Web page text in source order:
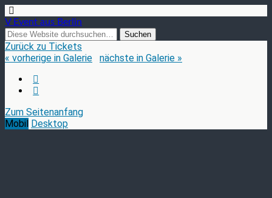
V Event aus Berlin
Zurück zu Tickets
« vorherige in Galerie
nächste in Galerie »
Zum Seitenanfang
Mobil Desktop